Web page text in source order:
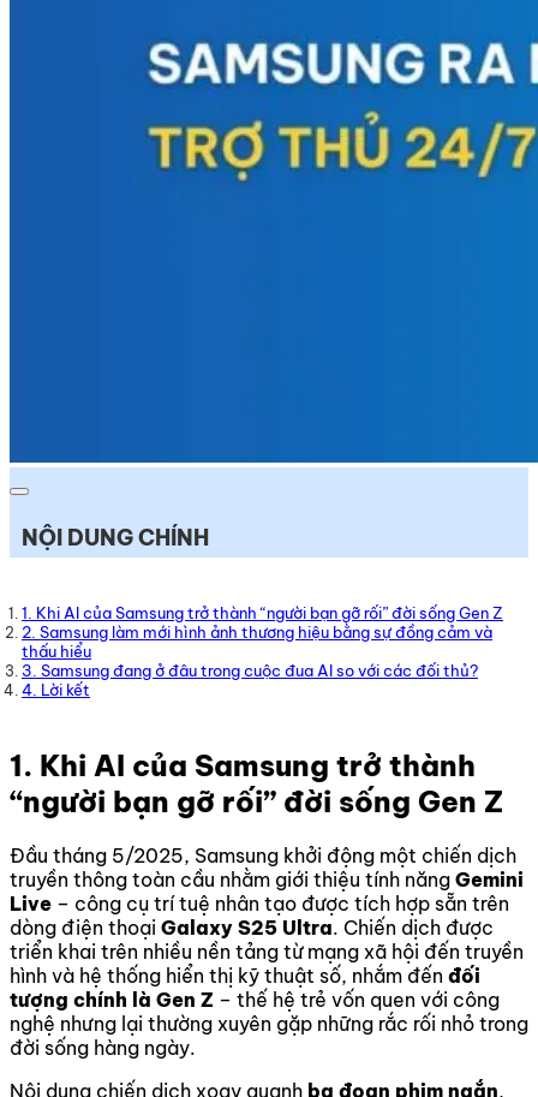
NỘI DUNG CHÍNH
1. Khi AI của Samsung trở thành “người bạn gỡ rối” đời sống Gen Z
2. Samsung làm mới hình ảnh thương hiệu bằng sự đồng cảm và
thấu hiểu
3. Samsung đang ở đâu trong cuộc đua AI so với các đối thủ?
4. Lời kết
1. Khi AI của Samsung trở thành
“người bạn gỡ rối” đời sống Gen Z
Đầu tháng 5/2025, Samsung khởi động một chiến dịch
truyền thông toàn cầu nhằm giới thiệu tính năng Gemini
Live – công cụ trí tuệ nhân tạo được tích hợp sẵn trên
dòng điện thoại Galaxy S25 Ultra. Chiến dịch được
triển khai trên nhiều nền tảng từ mạng xã hội đến truyền
hình và hệ thống hiển thị kỹ thuật số, nhắm đến đối
tượng chính là Gen Z – thế hệ trẻ vốn quen với công
nghệ nhưng lại thường xuyên gặp những rắc rối nhỏ trong
đời sống hàng ngày.
Nội dung chiến dịch xoay quanh ba đoạn phim ngắn,